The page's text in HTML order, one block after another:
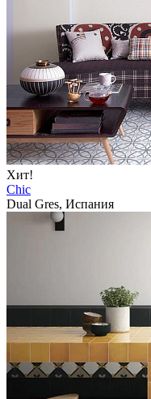
Хит!
Chic
Dual Gres, Испания